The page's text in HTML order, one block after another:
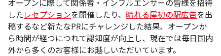
したレセプションを開催したり、 晴れる屋初の駅広告を出
稿するなど新たなPRにチャレンジした結果、オープンか
ら時間が経つにつれて認知度が向上し、現在では毎日国内
外から多くのお客様にお越しいただいています。